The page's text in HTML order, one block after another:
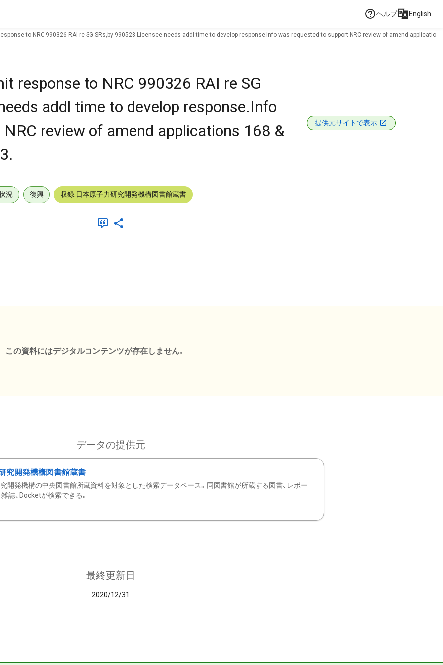
ヘルプ English
to NRC 990326 RAI re SG SRs,by 990528.Licensee needs addl time to develop response.Info was requested to support NRC review of amend applications
response to NRC 990326 RAI re SG
addl time to develop response.Info
review of amend applications 168 &
提供元サイトで表示
況 復興 収録:日本原子力研究開発機構図書館蔵書
この資料にはデジタルコンテンツが存在しません。
データの提供元
究開発機構図書館蔵書
開発機構の中央図書館所蔵資料を対象とした検索データベース。同図書館が所蔵する図書、レポー
雑誌、Docketが検索できる。
最終更新日
2020/12/31